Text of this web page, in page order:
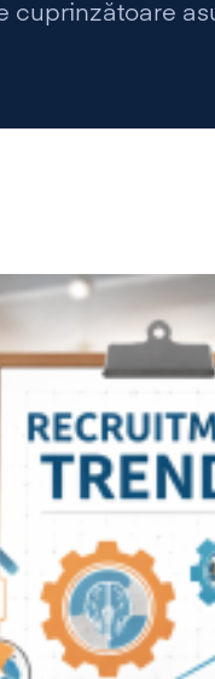
cuprinzătoare